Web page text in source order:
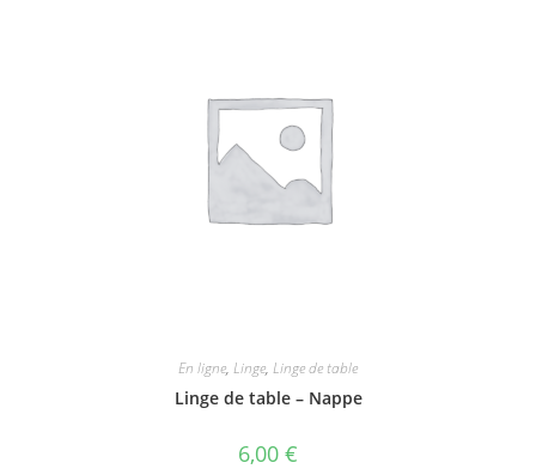
En ligne, Linge, Linge de table
Linge de table – Nappe
6,00 €